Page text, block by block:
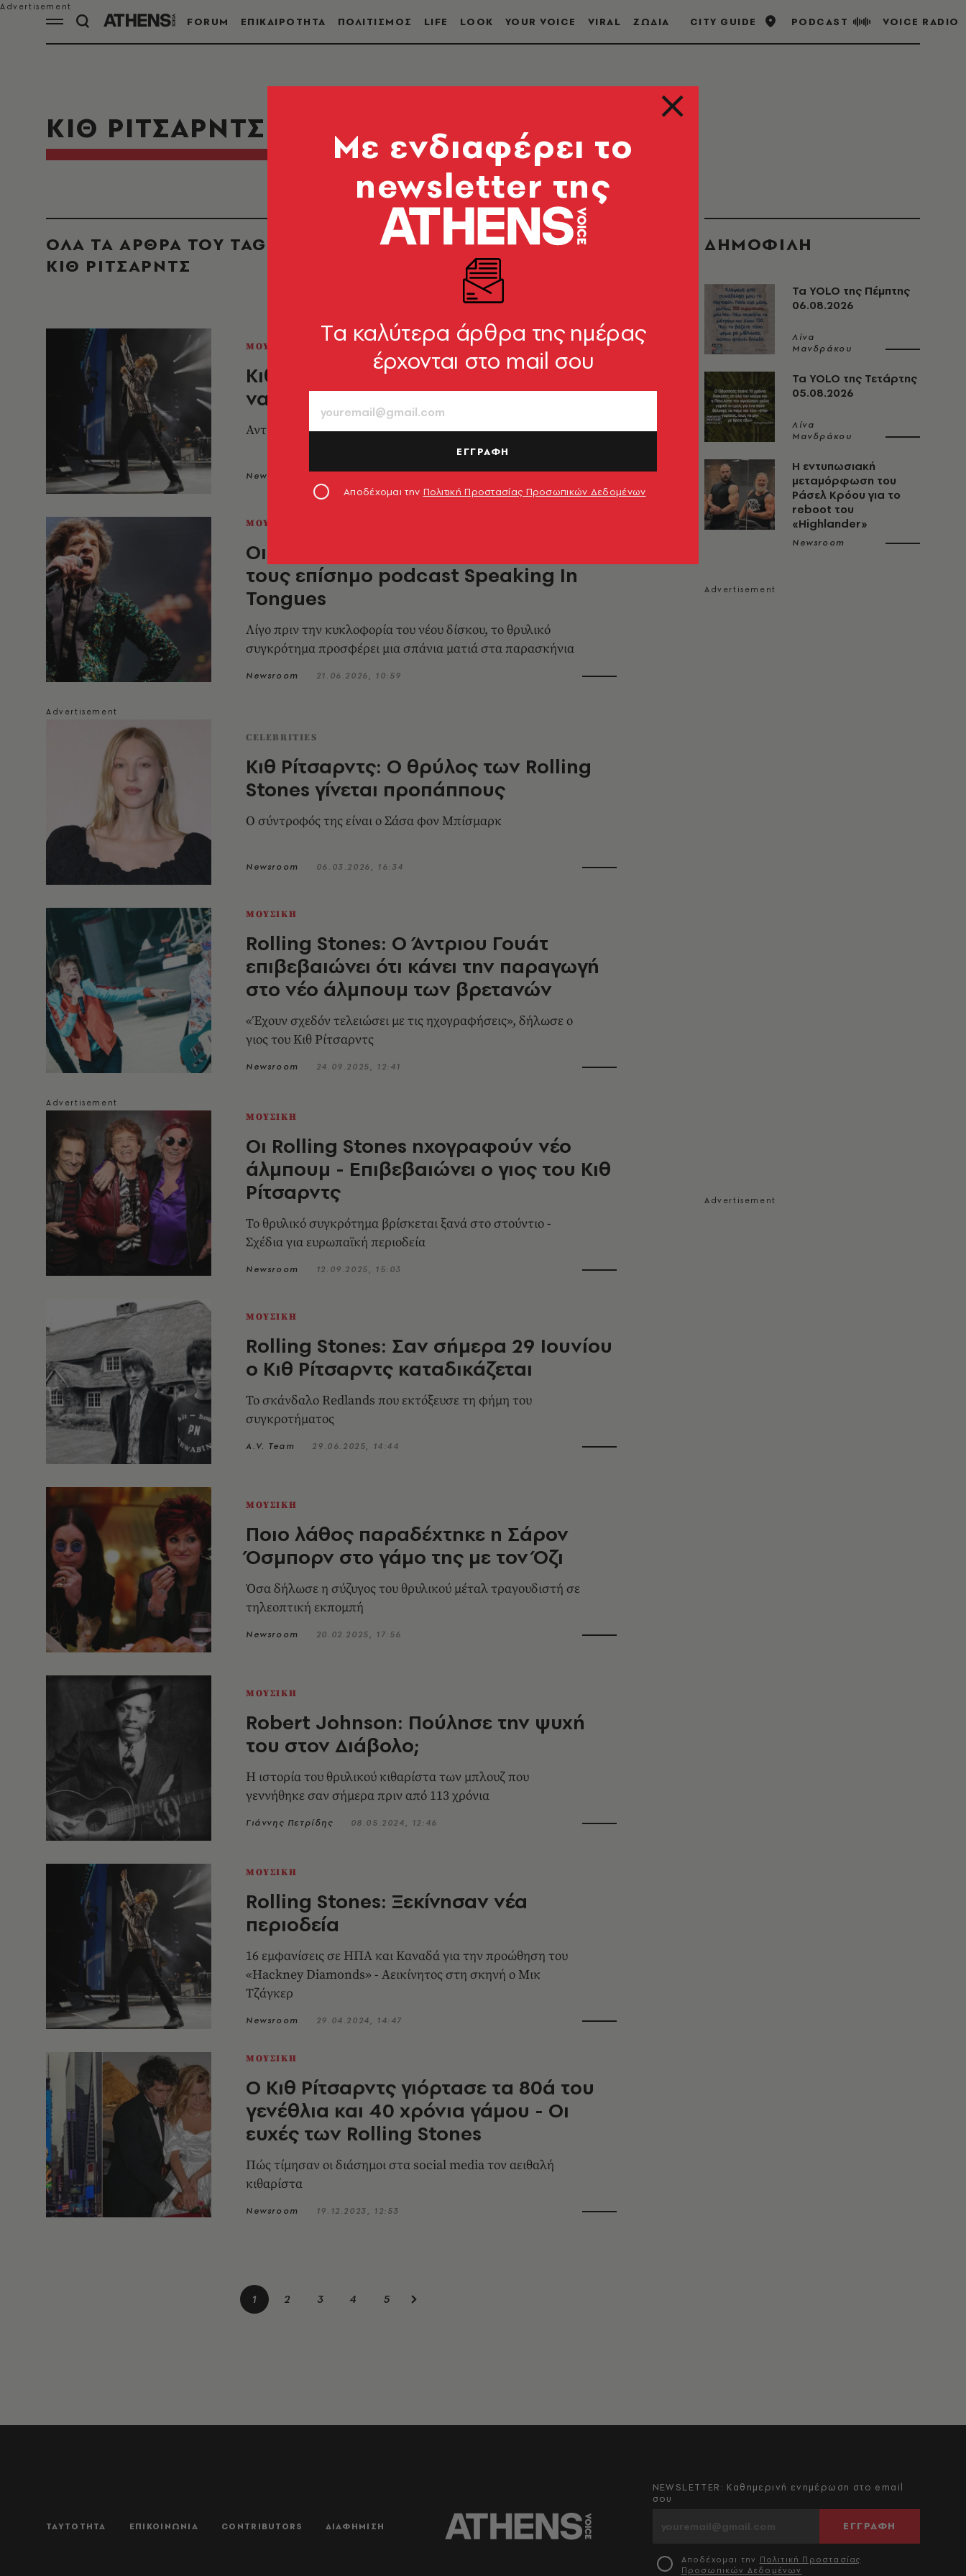
FORUM ΕΠΙΚΑΙΡΟΤΗΤΑ ΠΟΛΙΤΙΣΜΟΣ LIFE LOOK YOUR VOICE VIRAL ΖΩΔΙΑ CITY GUIDE PODCAST VOICE RADIO
ΚΙΘ ΡΙΤΣΑΡΝΤΣ
ΟΛΑ ΤΑ ΑΡΘΡΑ ΤΟΥ TAG
ΚΙΘ ΡΙΤΣΑΡΝΤΣ
ΜΟΥΣΙΚΗ
Κιθ Ρίτσαρντς: «Ίσως οι Rolling Stones
να μην περιοδεύσουν ξανά»
Αντίθετα, ο Μικ Τζάγκερ εμφανίζεται πιο αισιόδοξος
Newsroom
ΜΟΥΣΙΚΗ
Οι Rolling Stones ανακοίνωσαν το νέο
τους επίσημο podcast Speaking In
Tongues
Λίγο πριν την κυκλοφορία του νέου δίσκου, το θρυλικό
συγκρότημα προσφέρει μια σπάνια ματιά στα παρασκήνια
Newsroom 21.06.2026, 10:59
CELEBRITIES
Κιθ Ρίτσαρντς: Ο θρύλος των Rolling
Stones γίνεται προπάππους
Ο σύντροφός της είναι ο Σάσα φον Μπίσμαρκ
Newsroom 06.03.2026, 16:34
ΜΟΥΣΙΚΗ
Rolling Stones: Ο Άντριου Γουάτ
επιβεβαιώνει ότι κάνει την παραγωγή
στο νέο άλμπουμ των βρετανών
«Έχουν σχεδόν τελειώσει με τις ηχογραφήσεις», δήλωσε ο
γιος του Κιθ Ρίτσαρντς
Newsroom 24.09.2025, 12:41
ΜΟΥΣΙΚΗ
Οι Rolling Stones ηχογραφούν νέο
άλμπουμ - Επιβεβαιώνει ο γιος του Κιθ
Ρίτσαρντς
Το θρυλικό συγκρότημα βρίσκεται ξανά στο στούντιο -
Σχέδια για ευρωπαϊκή περιοδεία
Newsroom 12.09.2025, 15:03
ΜΟΥΣΙΚΗ
Rolling Stones: Σαν σήμερα 29 Ιουνίου
ο Κιθ Ρίτσαρντς καταδικάζεται
Το σκάνδαλο Redlands που εκτόξευσε τη φήμη του
συγκροτήματος
A.V. Team 29.06.2025, 14:44
ΜΟΥΣΙΚΗ
Ποιο λάθος παραδέχτηκε η Σάρον
Όσμπορν στο γάμο της με τον Όζι
Όσα δήλωσε η σύζυγος του θρυλικού μέταλ τραγουδιστή σε
τηλεοπτική εκπομπή
Newsroom 20.02.2025, 17:56
ΜΟΥΣΙΚΗ
Robert Johnson: Πούλησε την ψυχή
του στον Διάβολο;
Η ιστορία του θρυλικού κιθαρίστα των μπλουζ που
γεννήθηκε σαν σήμερα πριν από 113 χρόνια
Γιάννης Πετρίδης 08.05.2024, 12:46
ΜΟΥΣΙΚΗ
Rolling Stones: Ξεκίνησαν νέα
περιοδεία
16 εμφανίσεις σε ΗΠΑ και Καναδά για την προώθηση του
«Hackney Diamonds» - Αεικίνητος στη σκηνή ο Μικ
Τζάγκερ
Newsroom 29.04.2024, 14:47
ΜΟΥΣΙΚΗ
Ο Κιθ Ρίτσαρντς γιόρτασε τα 80ά του
γενέθλια και 40 χρόνια γάμου - Οι
ευχές των Rolling Stones
Πώς τίμησαν οι διάσημοι στα social media τον αειθαλή
κιθαρίστα
Newsroom 19.12.2023, 12:53
1 2 3 4 5
ΔΗΜΟΦΙΛΗ
Τα YOLO της Πέμπτης
06.08.2026
Λίνα
Μανδράκου
Τα YOLO της Τετάρτης
05.08.2026
Λίνα
Μανδράκου
Η εντυπωσιακή
μεταμόρφωση του
Ράσελ Κρόου για το
reboot του
«Highlander»
Newsroom
ΤΑΥΤΟΤΗΤΑ ΕΠΙΚΟΙΝΩΝΙΑ CONTRIBUTORS ΔΙΑΦΗΜΙΣΗ
NEWSLETTER: Καθημερινή ενημέρωση στο email
σου
ΕΓΓΡΑΦΗ
Αποδέχομαι την Πολιτική Προστασίας
Προσωπικών Δεδομένων
Mε ενδιαφέρει το
newsletter της
Tα καλύτερα άρθρα της ημέρας
έρχονται στο mail σου
ΕΓΓΡΑΦΗ
Αποδέχομαι την Πολιτική Προστασίας Προσωπικών Δεδομένων